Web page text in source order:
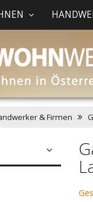
& Firmen